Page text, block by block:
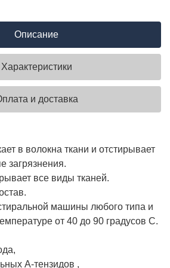
Описание
Характеристики
и доставка
в волокна ткани и отстирывает
загрязнения.
все виды тканей.
машины любого типа и
от 40 до 90 градусов С.
А-тензидов ,